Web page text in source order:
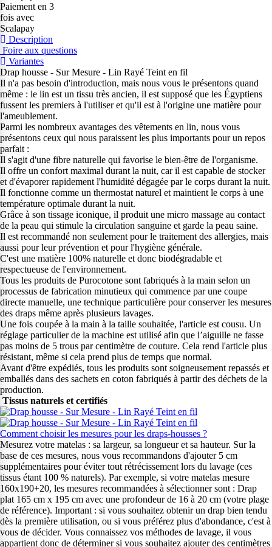
Paiement en 3
fois avec
Scalapay
Description
Foire aux questions
Variantes
Drap housse - Sur Mesure - Lin Rayé Teint en fil
Il n'a pas besoin d'introduction, mais nous vous le présentons quand
même : le lin est un tissu très ancien, il est supposé que les Égyptiens
fussent les premiers à l'utiliser et qu'il est à l'origine une matière pour
l'ameublement.
Parmi les nombreux avantages des vêtements en lin, nous vous
présentons ceux qui nous paraissent les plus importants pour un repos
parfait :
Il s'agit d'une fibre naturelle qui favorise le bien-être de l'organisme.
Il offre un confort maximal durant la nuit, car il est capable de stocker
et d'évaporer rapidement l'humidité dégagée par le corps durant la nuit.
Il fonctionne comme un thermostat naturel et maintient le corps à une
température optimale durant la nuit.
Grâce à son tissage iconique, il produit une micro massage au contact
de la peau qui stimule la circulation sanguine et garde la peau saine.
Il est recommandé non seulement pour le traitement des allergies, mais
aussi pour leur prévention et pour l'hygiène générale.
C'est une matière 100% naturelle et donc biodégradable et
respectueuse de l'environnement.
Tous les produits de Purocotone sont fabriqués à la main selon un
processus de fabrication minutieux qui commence par une coupe
directe manuelle, une technique particulière pour conserver les mesures
des draps même après plusieurs lavages.
Une fois coupée à la main à la taille souhaitée, l'article est cousu. Un
réglage particulier de la machine est utilisé afin que l’aiguille ne fasse
pas moins de 5 trous par centimètre de couture. Cela rend l'article plus
résistant, même si cela prend plus de temps que normal.
Avant d'être expédiés, tous les produits sont soigneusement repassés et
emballés dans des sachets en coton fabriqués à partir des déchets de la
production.
Tissus naturels et certifiés
Comment choisir les mesures pour les draps-housses ?
Mesurez votre matelas : sa largeur, sa longueur et sa hauteur. Sur la
base de ces mesures, nous vous recommandons d'ajouter 5 cm
supplémentaires pour éviter tout rétrécissement lors du lavage (ces
tissus étant 100 % naturels). Par exemple, si votre matelas mesure
160x190+20, les mesures recommandées à sélectionner sont : Drap
plat 165 cm x 195 cm avec une profondeur de 16 à 20 cm (votre plage
de référence). Important : si vous souhaitez obtenir un drap bien tendu
dès la première utilisation, ou si vous préférez plus d'abondance, c'est à
vous de décider. Vous connaissez vos méthodes de lavage, il vous
appartient donc de déterminer si vous souhaitez ajouter des centimètres